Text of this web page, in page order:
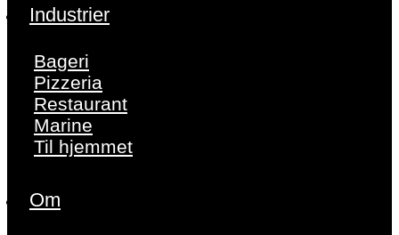
Industrier
Bageri
Pizzeria
Restaurant
Marine
Til hjemmet
Om